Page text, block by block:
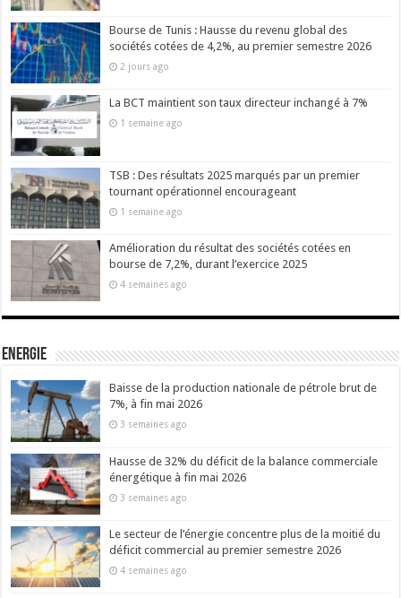
Bourse de Tunis : Hausse du revenu global des
sociétés cotées de 4,2%, au premier semestre 2026
2 jours ago
La BCT maintient son taux directeur inchangé à 7%
1 semaine ago
TSB : Des résultats 2025 marqués par un premier
tournant opérationnel encourageant
1 semaine ago
Amélioration du résultat des sociétés cotées en
bourse de 7,2%, durant l’exercice 2025
4 semaines ago
Energie
Baisse de la production nationale de pétrole brut de
7%, à fin mai 2026
3 semaines ago
Hausse de 32% du déficit de la balance commerciale
énergétique à fin mai 2026
3 semaines ago
Le secteur de l’énergie concentre plus de la moitié du
déficit commercial au premier semestre 2026
4 semaines ago